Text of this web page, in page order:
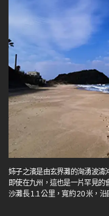
姉子之濱是由玄界灘的洶湧波濤
即使在九州，這也是一片罕見的
沙灘長 1.1 公里，寬約 20 米，沿